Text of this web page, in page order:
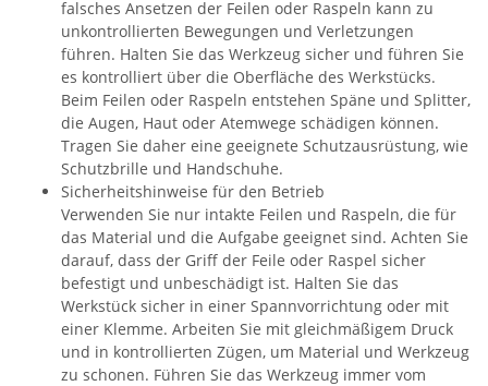
falsches Ansetzen der Feilen oder Raspeln kann zu
unkontrollierten Bewegungen und Verletzungen
führen. Halten Sie das Werkzeug sicher und führen Sie
es kontrolliert über die Oberfläche des Werkstücks.
Beim Feilen oder Raspeln entstehen Späne und Splitter,
die Augen, Haut oder Atemwege schädigen können.
Tragen Sie daher eine geeignete Schutzausrüstung, wie
Schutzbrille und Handschuhe.
Sicherheitshinweise für den Betrieb
Verwenden Sie nur intakte Feilen und Raspeln, die für
das Material und die Aufgabe geeignet sind. Achten Sie
darauf, dass der Griff der Feile oder Raspel sicher
befestigt und unbeschädigt ist. Halten Sie das
Werkstück sicher in einer Spannvorrichtung oder mit
einer Klemme. Arbeiten Sie mit gleichmäßigem Druck
und in kontrollierten Zügen, um Material und Werkzeug
zu schonen. Führen Sie das Werkzeug immer vom